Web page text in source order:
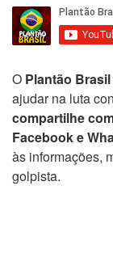
O Plantão Brasil
ajudar na luta
compartilhe
Facebook e
às informações,
golpista.